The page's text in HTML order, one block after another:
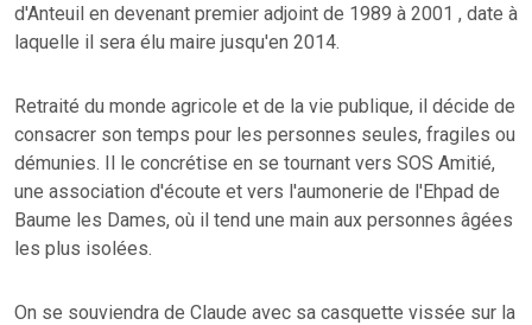
d'Anteuil en devenant premier adjoint de 1989 à 2001 , date à
laquelle il sera élu maire jusqu'en 2014.
Retraité du monde agricole et de la vie publique, il décide de
consacrer son temps pour les personnes seules, fragiles ou
démunies. Il le concrétise en se tournant vers SOS Amitié,
une association d'écoute et vers l'aumonerie de l'Ehpad de
Baume les Dames, où il tend une main aux personnes âgées
les plus isolées.
On se souviendra de Claude avec sa casquette vissée sur la